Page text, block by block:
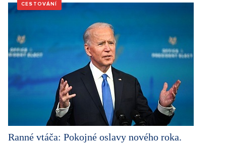
CESTOVÁNÍ
Ranné vtáča: Pokojné oslavy nového roka.